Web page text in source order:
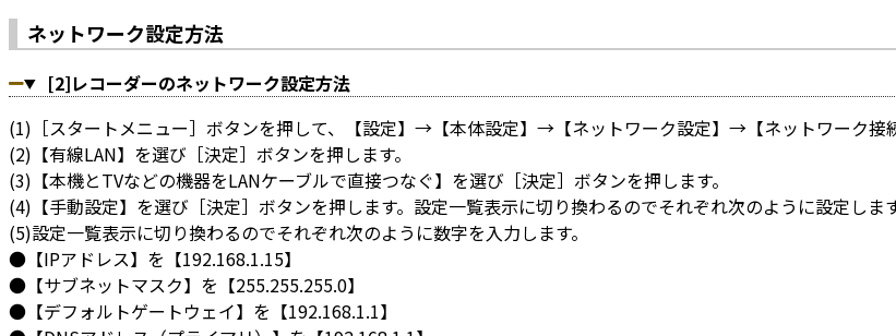
ネットワーク設定方法
[2]レコーダーのネットワーク設定方法
(1)［スタートメニュー］ボタンを押して、【設定】→【本体設定】→【ネットワーク設定】→【ネットワーク接
(2)【有線LAN】を選び［決定］ボタンを押します。
(3)【本機とTVなどの機器をLANケーブルで直接つなぐ】を選び［決定］ボタンを押します。
(4)【手動設定】を選び［決定］ボタンを押します。設定一覧表示に切り換わるのでそれぞれ次のように設定します
(5)設定一覧表示に切り換わるのでそれぞれ次のように数字を入力します。
●【IPアドレス】を【192.168.1.15】
●【サブネットマスク】を【255.255.255.0】
●【デフォルトゲートウェイ】を【192.168.1.1】